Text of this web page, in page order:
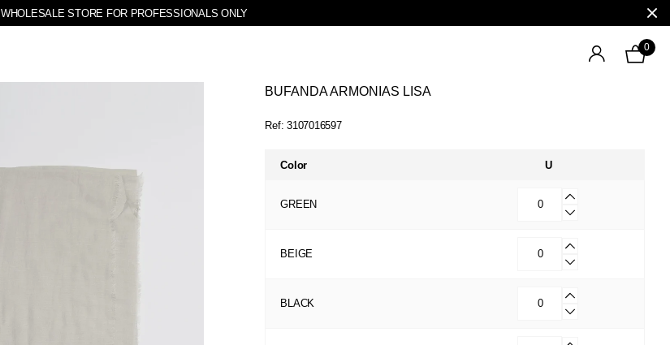
WHOLESALE STORE FOR PROFESSIONALS ONLY
0
BUFANDA ARMONIAS LISA
Ref: 3107016597
Color U
GREEN
BEIGE
BLACK